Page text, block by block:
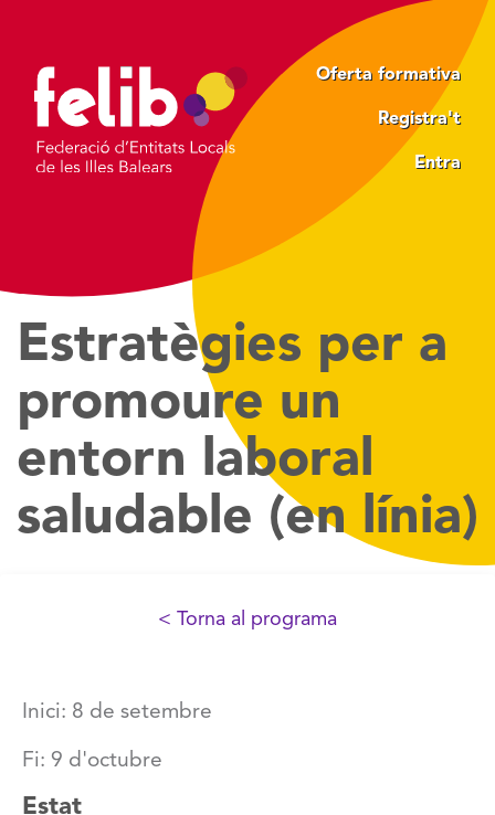
contingut
Oferta formativa
Registra't
Entra
Estratègies per a
promoure un
entorn laboral
saludable (en línia)
< Torna al programa
Inici: 8 de setembre
Fi: 9 d'octubre
Estat